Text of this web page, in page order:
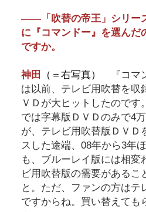
――「吹替の帝王」シリー
に『コマンドー』を選んだ
ですか。
神田 （＝右写真）
『コマ
は以前、テレビ用吹替を収
ＶＤが大ヒットしたのです
では字幕版ＤＶＤのみで4
が、テレビ用吹替版ＤＶＤ
スした途端、08年から3年
も、ブルーレイ版には相
ビ用吹替版の需要がある
と。ただ、ファンの方は
ですからね。買い替えても